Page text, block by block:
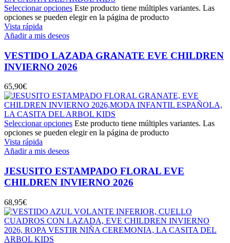
Seleccionar opciones Este producto tiene múltiples variantes. Las
opciones se pueden elegir en la página de producto
Vista rápida
Añadir a mis deseos
VESTIDO LAZADA GRANATE EVE CHILDREN
INVIERNO 2026
65,90€
Seleccionar opciones Este producto tiene múltiples variantes. Las
opciones se pueden elegir en la página de producto
Vista rápida
Añadir a mis deseos
JESUSITO ESTAMPADO FLORAL EVE
CHILDREN INVIERNO 2026
68,95€